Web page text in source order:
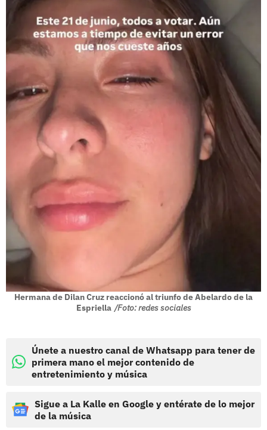
Hermana de Dilan Cruz reaccionó al triunfo de Abelardo de la
Espriella /Foto: redes sociales
Únete a nuestro canal de Whatsapp para tener de
primera mano el mejor contenido de
entretenimiento y música
Sigue a La Kalle en Google y entérate de lo mejor
de la música